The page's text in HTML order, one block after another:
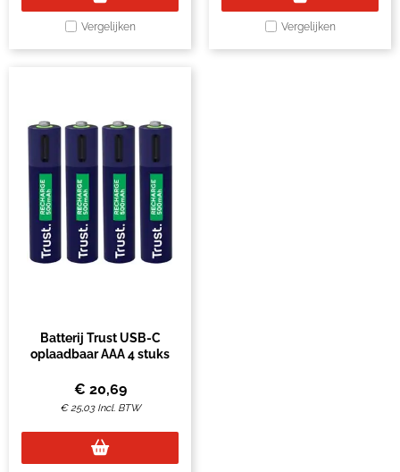
Vergelijken Vergelijken
Batterij Trust USB-C
oplaadbaar AAA 4 stuks
€ 20,69
€25,03 Incl. BTW